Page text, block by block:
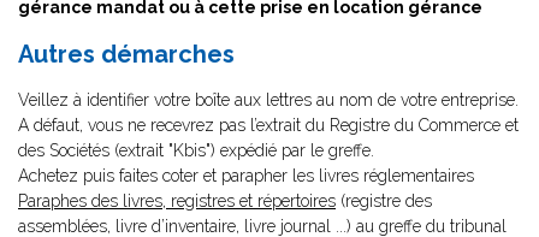
gérance mandat ou à cette prise en location gérance
Autres démarches
Veillez à identifier votre boîte aux lettres au nom de votre entreprise.
A défaut, vous ne recevrez pas l’extrait du Registre du Commerce et
des Sociétés (extrait "Kbis") expédié par le greffe.
Achetez puis faites coter et parapher les livres réglementaires
Paraphes des livres, registres et répertoires (registre des
assemblées, livre d’inventaire, livre journal ...) au greffe du tribunal